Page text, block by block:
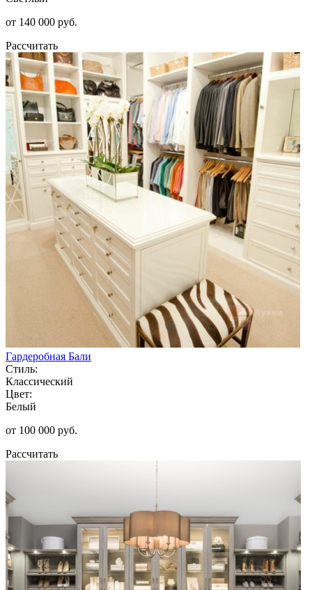
от 140 000 руб.
Рассчитать
Гардеробная Бали
Стиль:
Классический
Цвет:
Белый
от 100 000 руб.
Рассчитать